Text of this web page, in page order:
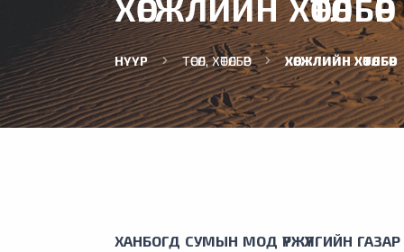
ХӨГЖЛИЙН ХӨТӨЛБӨР
НҮҮР ТӨСӨЛ, ХӨТӨЛБӨР ХӨГЖЛИЙН ХӨТӨЛБӨР
ХАНБОГД СУМЫН МОД ҮРЖҮҮЛГИЙН ГАЗАР